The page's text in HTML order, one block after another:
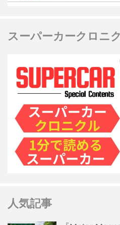
スーパーカークロニ
人気記事